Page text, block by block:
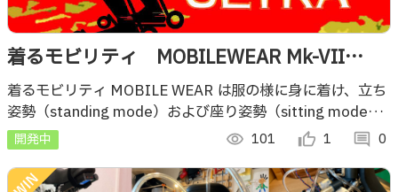
着るモビリティ MOBILEWEAR Mk-VII
“ULTRA”
着るモビリティ MOBILE WEAR は服の様に身に着け、立ち
姿勢（standing mode）および座り姿勢（sitting mode）
で移動することができる超個人的交通機関です。
開発中 visibility 101 thumb_up_alt 1 comment 0